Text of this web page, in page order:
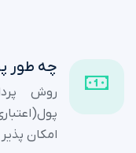
چه طور
روش
امکان